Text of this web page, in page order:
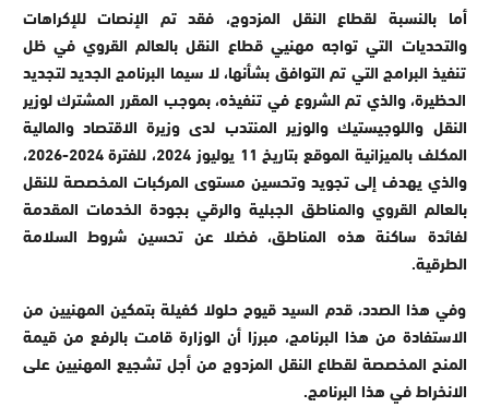
أما بالنسبة لقطاع النقل المزدوج، فقد تم الإنصات للإكراهات
والتحديات التي تواجه مهنيي قطاع النقل بالعالم القروي في ظل
تنفيذ البرامج التي تم التوافق بشأنها، لا سيما البرنامج الجديد لتجديد
الحظيرة، والذي تم الشروع في تنفيذه، بموجب المقرر المشترك لوزير
النقل واللوجيستيك والوزير المنتدب لدى وزيرة الاقتصاد والمالية
المكلف بالميزانية الموقع بتاريخ 11 يوليوز 2024، للفترة 2024-2026،
والذي يهدف إلى تجويد وتحسين مستوى المركبات المخصصة للنقل
بالعالم القروي والمناطق الجبلية والرقي بجودة الخدمات المقدمة
لفائدة ساكنة هذه المناطق، فضلا عن تحسين شروط السلامة
الطرقية.
وفي هذا الصدد، قدم السيد قيوح حلولا كفيلة بتمكين المهنيين من
الاستفادة من هذا البرنامج، مبرزا أن الوزارة قامت بالرفع من قيمة
المنح المخصصة لقطاع النقل المزدوج من أجل تشجيع المهنيين على
الانخراط في هذا البرنامج.